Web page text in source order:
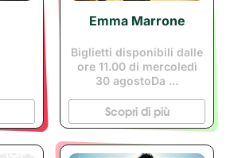
Emma Marrone
Biglietti disponibili dalle
ore 11.00 di mercoledì
30 agostoDa ...
Scopri di più